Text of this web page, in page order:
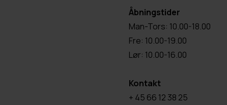
Åbningstider
Man-Tors: 10.00-18.00
Fre: 10.00-19.00
Lør: 10.00-16.00
Kontakt
+ 45 66 12 38 25